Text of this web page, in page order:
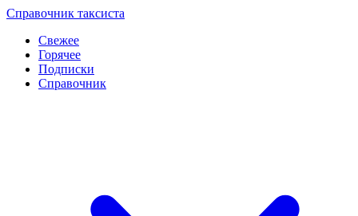
Перейти
контенту
Справочник таксиста
Свежее
Горячее
Подписки
Справочник